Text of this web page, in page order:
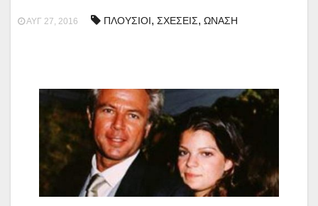
ΑΥΓ 27, 2016 ΠΛΟΥΣΙΟΙ, ΣΧΕΣΕΙΣ, ΩΝΑΣΗ